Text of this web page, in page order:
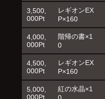
3,500,
000Pt
レギオンEX
P×160
4,000,
000Pt
階帰の書×1
0
4,500,
000Pt
レギオンEX
P×160
5,000,
000Pt
紅の水晶×1